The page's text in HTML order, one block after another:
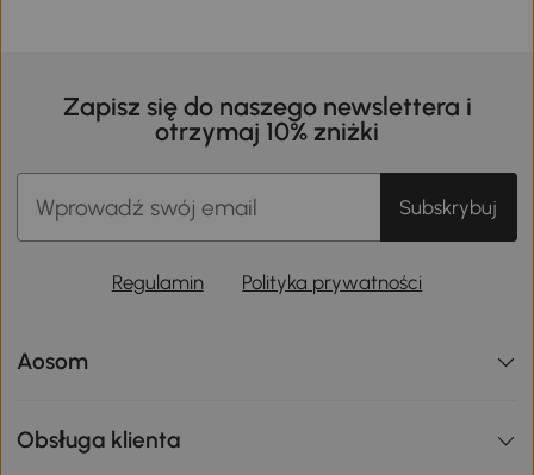
Zapisz się do naszego newslettera i
otrzymaj 10% zniżki
Subskrybuj
Regulamin Polityka prywatności
Aosom
Obsługa klienta